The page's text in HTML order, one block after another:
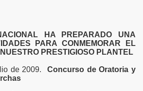
HA PREPARADO UNA
PARA CONMEMORAR EL
PRESTIGIOSO PLANTEL
de 2009.
Concurso de Oratoria y